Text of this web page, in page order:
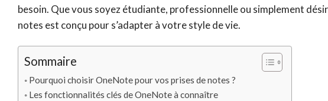
besoin. Que vous soyez étudiante, professionnelle ou simplement
notes est conçu pour s’adapter à votre style de vie.
Sommaire
Pourquoi choisir OneNote pour vos prises de notes ?
Les fonctionnalités clés de OneNote à connaître